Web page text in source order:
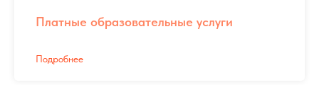
Платные образовательные услуги
Подробнее